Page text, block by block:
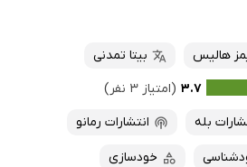
هالیس
بیتا تمدنی
۳.۷ (امتیاز ۳ نفر)
بله
انتشارات رمانو
خودسازی